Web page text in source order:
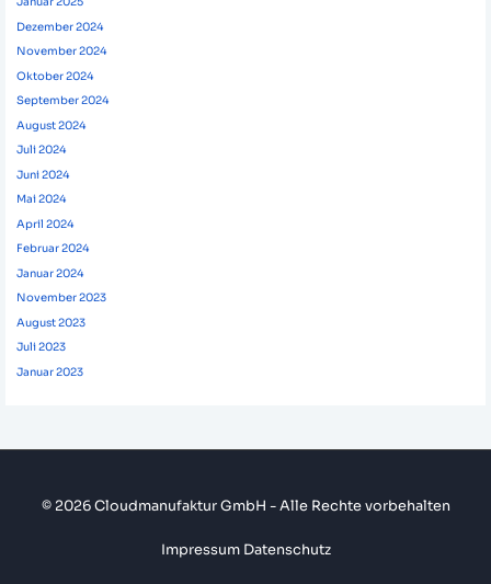
Dezember 2024
November 2024
Oktober 2024
September 2024
August 2024
Juli 2024
Juni 2024
Mai 2024
April 2024
Februar 2024
Januar 2024
November 2023
August 2023
Juli 2023
Januar 2023
© 2026 Cloudmanufaktur GmbH - Alle Rechte vorbehalten
Impressum Datenschutz